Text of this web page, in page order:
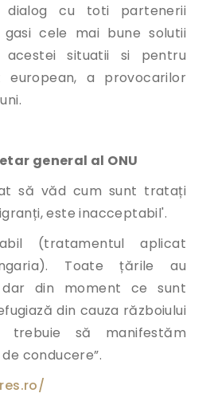
dialog cu toti partenerii
cele mai bune solutii
acestei situatii si pentru
european, a provocarilor
general al ONU
să văd cum sunt tratați
este inacceptabil'.
(tratamentul aplicat
Toate țările au
din moment ce sunt
din cauza războiului
trebuie să manifestăm
conducere”.